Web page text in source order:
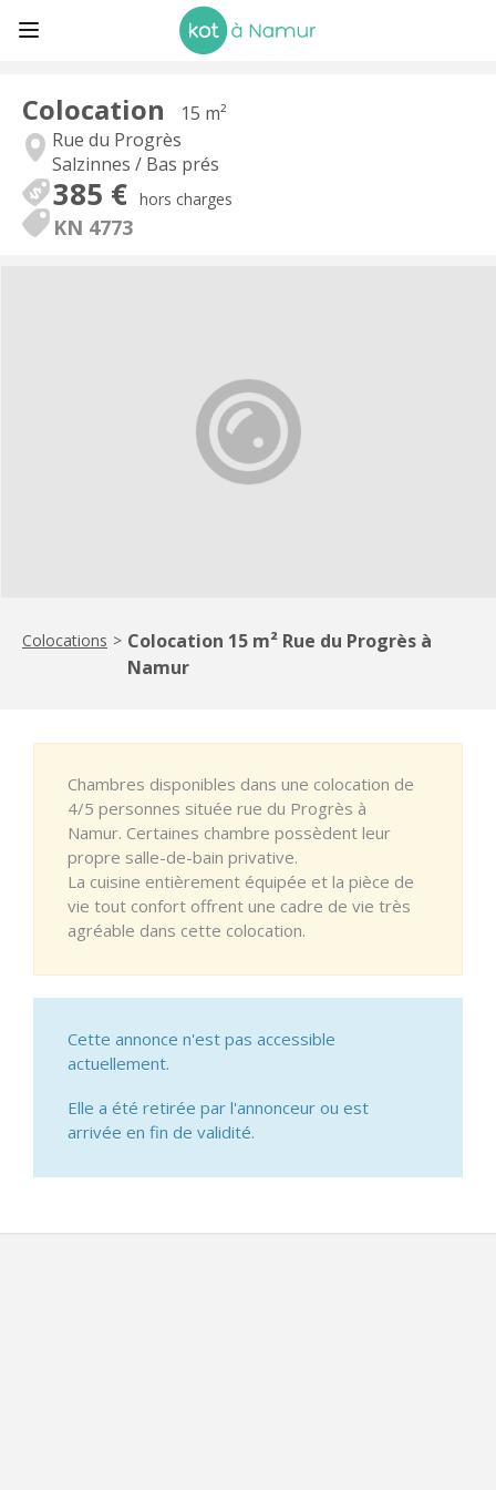
Colocation
15 m²
Rue du Progrès
Salzinnes / Bas prés
385 € hors charges
KN 4773
Colocations > Colocation 15 m² Rue du Progrès à
Namur
Chambres disponibles dans une colocation de
4/5 personnes située rue du Progrès à
Namur. Certaines chambre possèdent leur
propre salle-de-bain privative.
La cuisine entièrement équipée et la pièce de
vie tout confort offrent une cadre de vie très
agréable dans cette colocation.
Cette annonce n'est pas accessible
actuellement.
Elle a été retirée par l'annonceur ou est
arrivée en fin de validité.